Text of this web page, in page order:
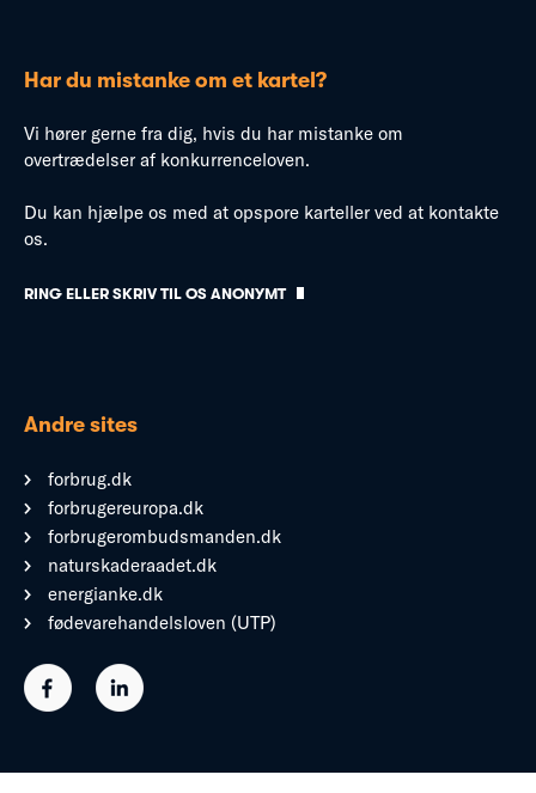
Har du mistanke om et kartel?
Vi hører gerne fra dig, hvis du har mistanke om
overtrædelser af konkurrenceloven.
Du kan hjælpe os med at opspore karteller ved at kontakte
os.
RING ELLER SKRIV TIL OS ANONYMT
Andre sites
forbrug.dk
forbrugereuropa.dk
forbrugerombudsmanden.dk
naturskaderaadet.dk
energianke.dk
fødevarehandelsloven (UTP)